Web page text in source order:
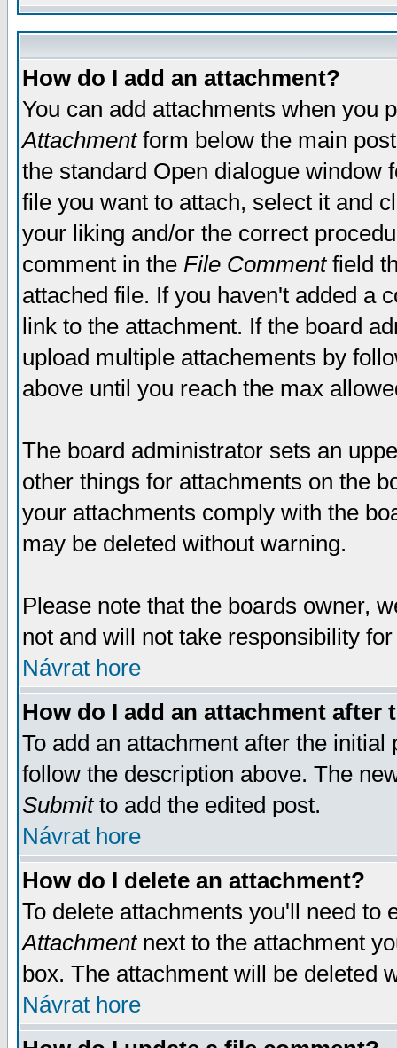
How do I add an attachment?
You can add attachments when you
Attachmentform below the main
the standard Open dialogue window
file you want to attach, select it and
your liking and/or the correct
comment in the File Commentfield
attached file. If you haven't added a
link to the attachment. If the board
upload multiple attachements by
above until you reach the max
The board administrator sets an
other things for attachments on the
your attachments comply with the
may be deleted without warning.
Please note that the boards owner,
not and will not take responsibility
Návrat hore
How do I add an attachment after
To add an attachment after the
follow the description above. The
Submitto add the edited post.
Návrat hore
How do I delete an attachment?
To delete attachments you'll need
Attachmentnext to the attachment
box. The attachment will be deleted
Návrat hore